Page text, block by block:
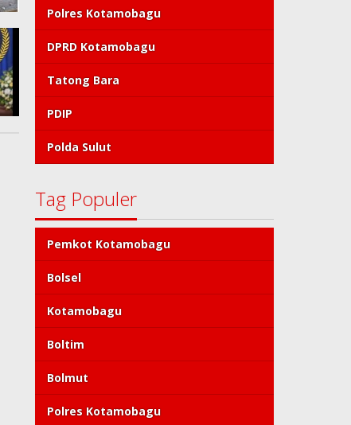
Polres Kotamobagu
DPRD Kotamobagu
Tatong Bara
PDIP
Polda Sulut
Tag Populer
Pemkot Kotamobagu
Bolsel
Kotamobagu
Boltim
Bolmut
Polres Kotamobagu